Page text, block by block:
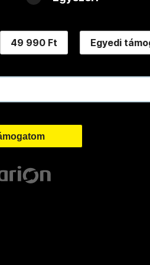
49 990 Ft Egyedi